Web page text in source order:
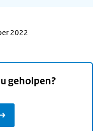
2022
geholpen?